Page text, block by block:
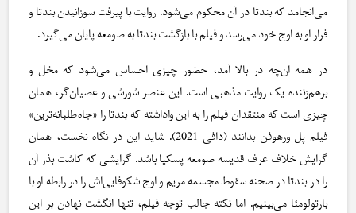
می‌انجامد که بندتا در آن محکوم می‌شود. روایت با پیرفت سوزانیدن بندتا و
فرار او به اوج خود می‌رسد و فیلم با بازگشت بندتا به صومعه پایان می‌گیرد.
در همه آن‌چه در بالا آمد، حضور چیزی احساس می‌شود که مخل و
برهم‌زننده یک روایت مذهبی است. این عنصر شورشی و عصیان‌گر، همان
چیزی است که منتقدان فیلم را به این واداشته که بندتا را «جاه‌طلبانه‌ترین»
فیلم پل ورهوفن بدانند (دافی 2021). شاید این در نگاه نخست، همان
گرایش خلاف عرف قدیسه صومعه پسکیا باشد. گرایشی که کاشت بذر آن
را در بندتا در صحنه سقوط مجسمه مریم و اوج شکوفایی‌اش را در رابطه او با
بارتولومئا می‌بینیم. اما نکته جالب توجه فیلم، تنها انگشت نهادن بر این